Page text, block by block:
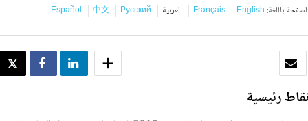
باللغة:English
Français العربية Русский
中文
Español
SHARE SHARE
رئيسية